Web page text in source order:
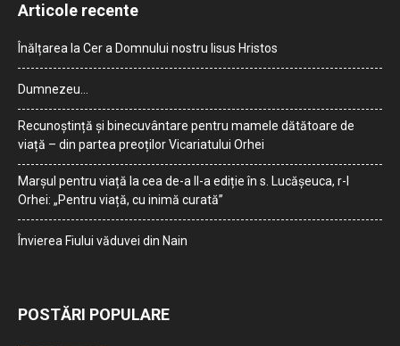
Articole recente
Înălțarea la Cer a Domnului nostru Iisus Hristos
Dumnezeu…
Recunoștință și binecuvântare pentru mamele dătătoare de
viață – din partea preoților Vicariatului Orhei
Marșul pentru viață la cea de-a II-a ediție în s. Lucășeuca, r-l
Orhei: „Pentru viață, cu inimă curată”
Învierea Fiului văduvei din Nain
POSTĂRI POPULARE